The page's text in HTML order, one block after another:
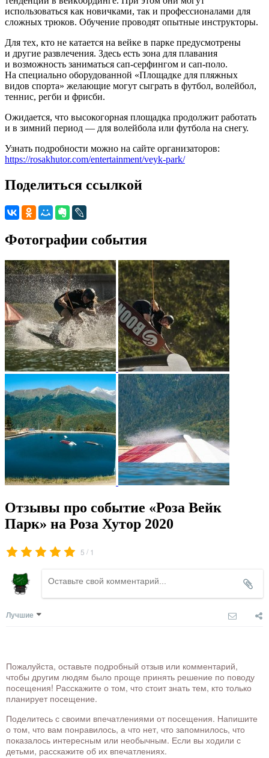
использоваться как новичками, так и профессионалами для
сложных трюков. Обучение проводят опытные инструкторы.
Для тех, кто не катается на вейке в парке предусмотрены
и другие развлечения. Здесь есть зона для плавания
и возможность заниматься сап-серфингом и сап-поло.
На специально оборудованной «Площадке для пляжных
видов спорта» желающие могут сыграть в футбол, волейбол,
теннис, регби и фрисби.
Ожидается, что высокогорная площадка продолжит работать
и в зимний период — для волейбола или футбола на снегу.
Узнать подробности можно на сайте организаторов:
https://rosakhutor.com/entertainment/veyk-park/
Поделиться ссылкой
Фотографии события
Отзывы про событие «Роза Вейк
Парк» на Роза Хутор 2020
5 / 1
Лучшие
Пожалуйста, оставьте подробный отзыв или комментарий,
чтобы другим людям было проще принять решение по поводу
посещения! Расскажите о том, что стоит знать тем, кто только
планирует посещение.
Поделитесь с своими впечатлениями от посещения. Напишите
о том, что вам понравилось, а что нет, что запомнилось, что
показалось интересным или необычным. Если вы ходили с
детьми, расскажите об их впечатлениях.